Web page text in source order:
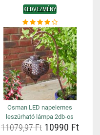
KEDVEZMÉNY
Osman LED napelemes
leszúrható lámpa 2db-os
11079,97 Ft10990 Ft